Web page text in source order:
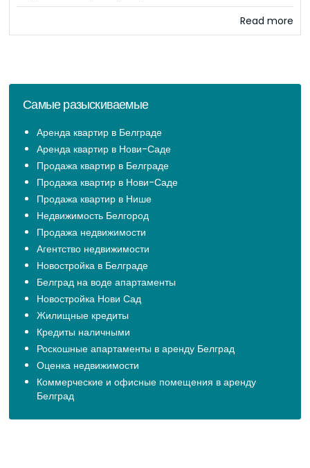
Read more
Самые разыскиваемые
Аренда квартир в Белграде
Аренда квартир в Нови-Саде
Продажа квартир в Белграде
Продажа квартир в Нови-Саде
Продажа квартир в Нише
Недвижимость Белгород
Продажа недвижимости
Агентство недвижимости
Новостройка в Белграде
Белград на воде апартаменты
Новостройка Нови Сад
Жилищные кредиты
Кредиты наличными
Роскошные апартаменты в аренду Белград
Оценка недвижимости
Коммерческие и офисные помещения в аренду
Белград